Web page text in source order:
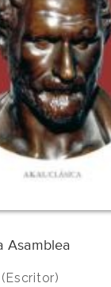
Asamblea
(Escritor)